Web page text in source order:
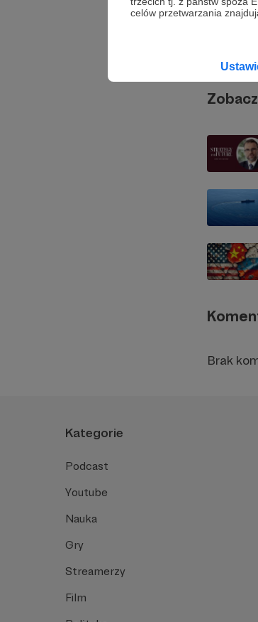
celów przetwarzania
Brak
Kategorie
Podcast
Youtube
Nauka
Gry
Streamerzy
Film